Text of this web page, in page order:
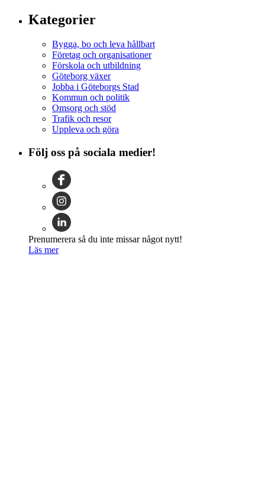
Kategorier
Bygga, bo och leva hållbart
Företag och organisationer
Förskola och utbildning
Göteborg växer
Jobba i Göteborgs Stad
Kommun och politik
Omsorg och stöd
Trafik och resor
Uppleva och göra
Följ oss på sociala medier!
Prenumerera så du inte missar något nytt!
Läs mer